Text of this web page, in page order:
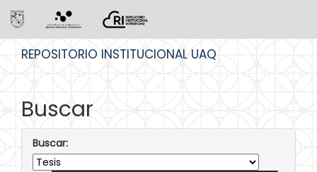
REPOSITORIO INSTITUCIONAL UAQ
Buscar
Buscar: